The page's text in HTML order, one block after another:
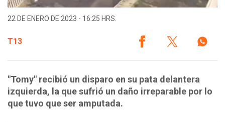
22 DE ENERO DE 2023 - 16:25 HRS.
T13
"Tomy" recibió un disparo en su pata delantera
izquierda, la que sufrió un daño irreparable por lo
que tuvo que ser amputada.